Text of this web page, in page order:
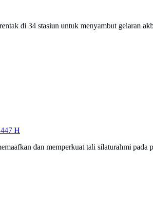
di 34 stasiun untuk menyambut gelaran
H
dan memperkuat tali silaturahmi pada